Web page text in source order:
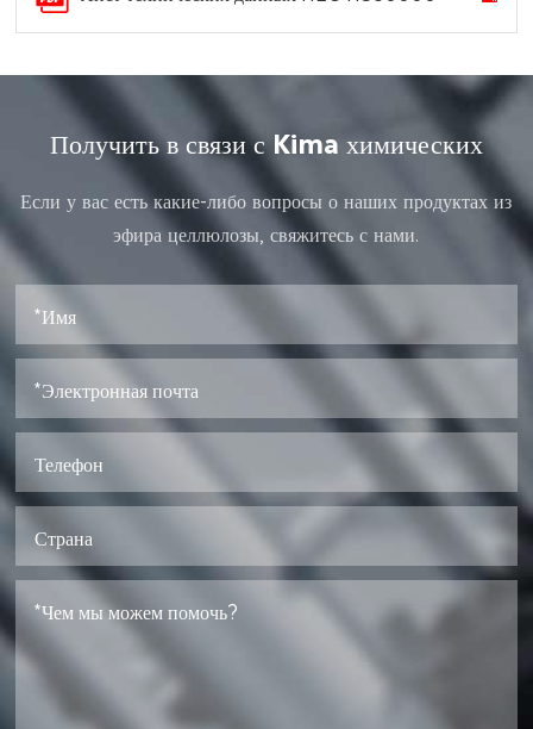
Получить в связи с Kima химических
Если у вас есть какие-либо вопросы о наших продуктах из
эфира целлюлозы, свяжитесь с нами.